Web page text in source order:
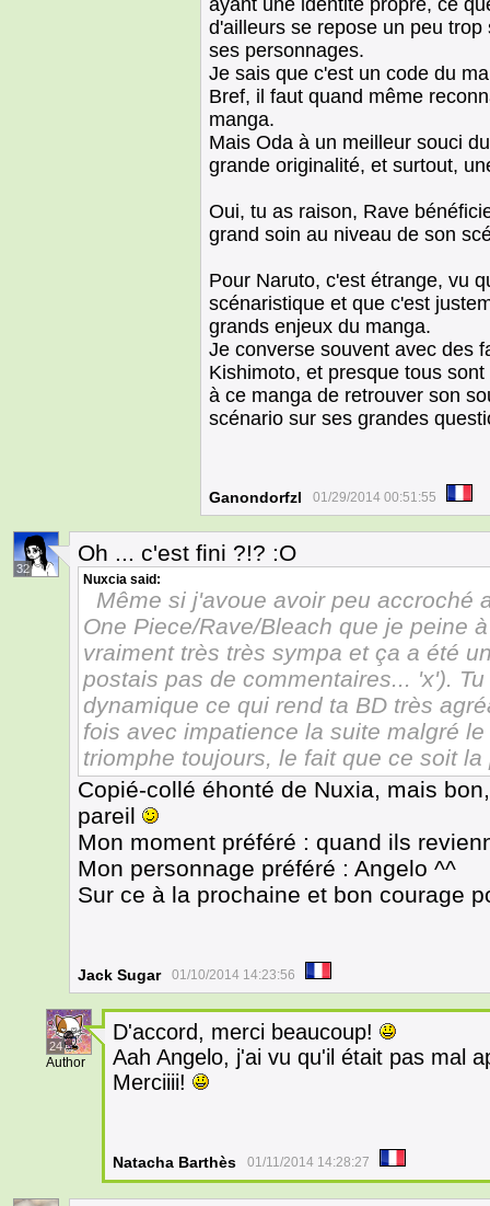
ayant une identité propre, ce
d'ailleurs se repose un peu
ses personnages.
Je sais que c'est un code du
Bref, il faut quand même
manga.
Mais Oda à un meilleur souci
grande originalité, et surtout,
Oui, tu as raison, Rave
grand soin au niveau de son
Pour Naruto, c'est étrange, vu
scénaristique et que c'est
grands enjeux du manga.
Je converse souvent avec des
Kishimoto, et presque tous
à ce manga de retrouver son
scénario sur ses grandes
Ganondorfzl 01/29/2014 00:51:55
32
Oh ... c'est fini ?!? :O
Nuxcia said:
Même si j'avoue avoir peu accroché
One Piece/Rave/Bleach que je peine
vraiment très très sympa et ça a été
postais pas de commentaires... 'x').
dynamique ce qui rend ta BD très
fois avec impatience la suite malgré
triomphe toujours, le fait que ce soit
Copié-collé éhonté de Nuxia, mais
pareil
Mon moment préféré : quand ils
Mon personnage préféré : Angelo ^^
Sur ce à la prochaine et bon courage
Jack Sugar 01/10/2014 14:23:56
24
Author
D'accord, merci beaucoup!
Aah Angelo, j'ai vu qu'il était pas mal
Merciiii!
Natacha Barthès 01/11/2014 14:28:27